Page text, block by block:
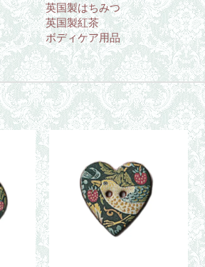
英国製はちみつ
英国製紅茶
ボディケア用品